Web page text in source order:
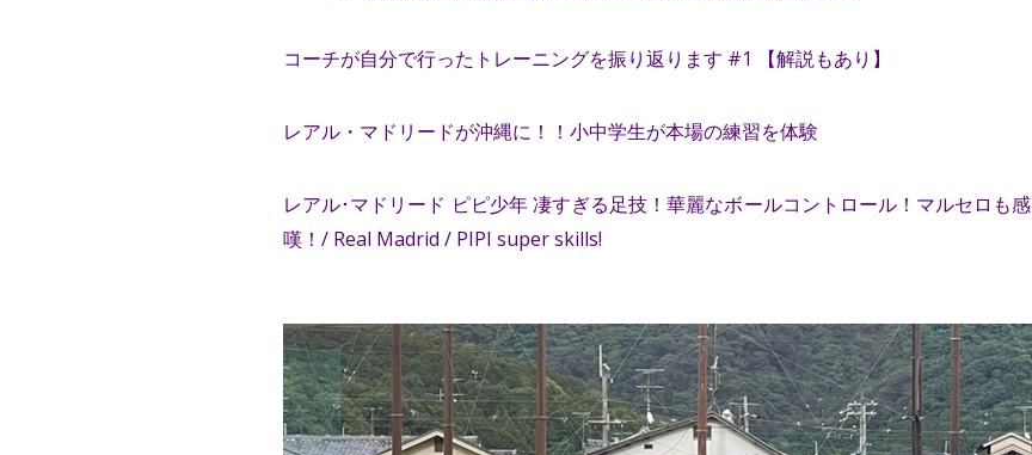
コーチが自分で行ったトレーニングを振り返ります #1 【解説もあり】
レアル・マドリードが沖縄に！！小中学生が本場の練習を体験
レアル･マドリード ピピ少年 凄すぎる足技！華麗なボールコントロール！マルセロも感
嘆！/ Real Madrid / PIPI super skills!